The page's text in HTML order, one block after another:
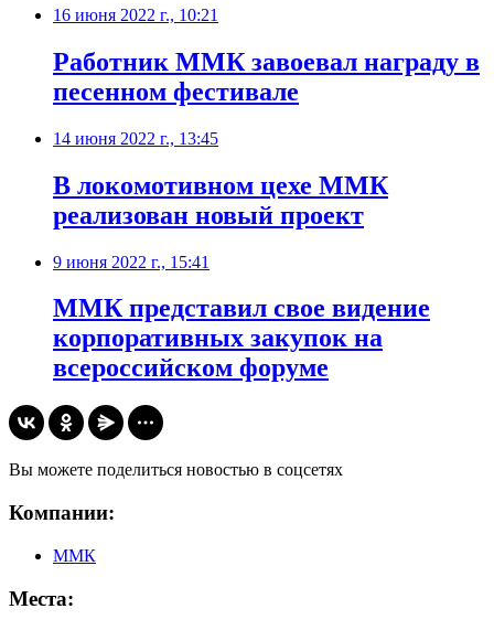
16 июня 2022 г., 10:21
Работник ММК завоевал награду в
песенном фестивале
14 июня 2022 г., 13:45
​В локомотивном цехе ММК
реализован новый проект
9 июня 2022 г., 15:41
​ММК представил свое видение
корпоративных закупок на
всероссийском форуме
Вы можете поделиться новостью в соцсетях
Компании:
ММК
Места: